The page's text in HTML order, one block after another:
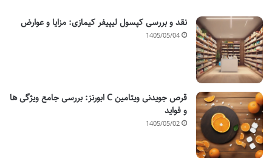
نقد و بررسی کپسول لیپیفر کیمازی: مزایا و عوارض
1405/05/04
قرص جویدنی ویتامین C ابورنز: بررسی جامع ویژگی ها
و فواید
1405/05/02